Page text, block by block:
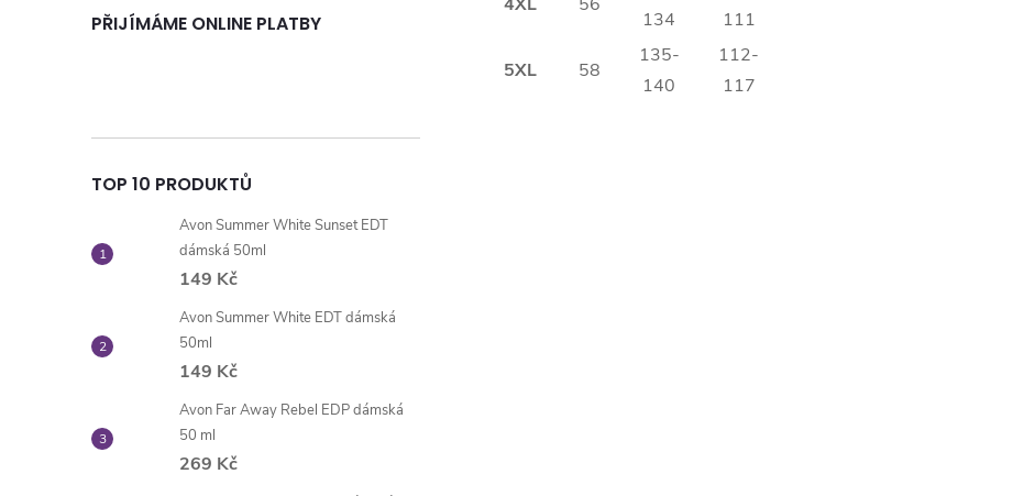
PŘIJÍMÁME ONLINE PLATBY
TOP 10 PRODUKTŮ
Avon Summer White Sunset EDT
dámská 50ml
149 Kč
Avon Summer White EDT dámská
50ml
149 Kč
Avon Far Away Rebel EDP dámská
50 ml
269 Kč
134
111
5XL 58
135-
140
112-
117